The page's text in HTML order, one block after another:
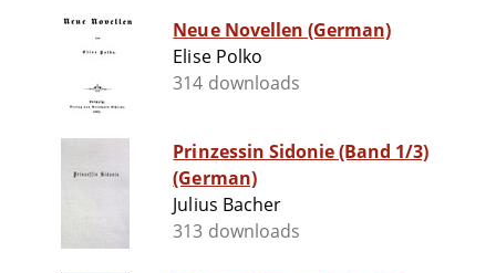
Neue Novellen (German)
Elise Polko
314 downloads
Prinzessin Sidonie (Band 1/3)
(German)
Julius Bacher
313 downloads